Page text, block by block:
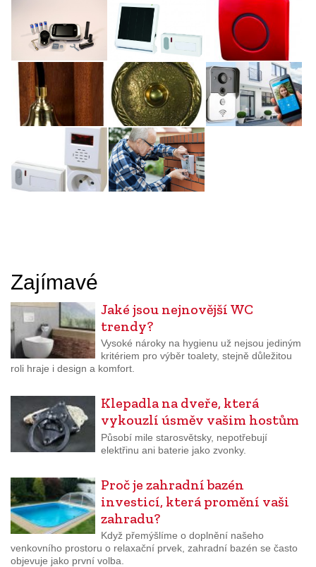
Zajímavé
Jaké jsou nejnovější WC
trendy?
Vysoké nároky na hygienu už nejsou jediným
kritériem pro výběr toalety, stejně důležitou
roli hraje i design a komfort.
Klepadla na dveře, která
vykouzlí úsměv vašim hostům
Působí mile starosvětsky, nepotřebují
elektřinu ani baterie jako zvonky.
Proč je zahradní bazén
investicí, která promění vaši
zahradu?
Když přemýšlíme o doplnění našeho
venkovního prostoru o relaxační prvek, zahradní bazén se často
objevuje jako první volba.